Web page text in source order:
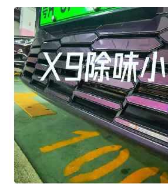
的X9除味技巧，让用车更清新
芯是根本 我只换小鹏官方原装
用第三方配件。官方滤芯过滤
拦截灰尘、毛絮、霉菌，从根